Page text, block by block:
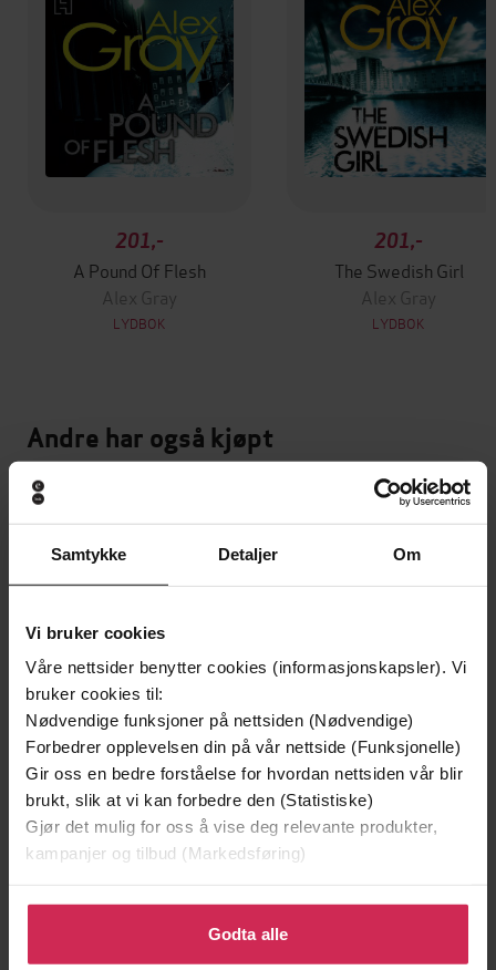
Samtykke Detaljer Om
Vi bruker cookies
Våre nettsider benytter cookies (informasjonskapsler). Vi
bruker cookies til:
Nødvendige funksjoner på nettsiden (Nødvendige)
Forbedrer opplevelsen din på vår nettside (Funksjonelle)
Gir oss en bedre forståelse for hvordan nettsiden vår blir
brukt, slik at vi kan forbedre den (Statistiske)
Gjør det mulig for oss å vise deg relevante produkter,
kampanjer og tilbud (Markedsføring)
Klikk på «Godta alle» for å gi oss ditt samtykke til å
bruke cookies for alle disse formålene. Du kan også
tilpasse ditt samtykke til spesifikke formål ved å klikke
Godta alle
201,-
A Pound Of Flesh
Alex Gray
LYDBOK
201,-
The Swedish Girl
Alex Gray
LYDBOK
Andre har også kjøpt
Vinner av Rivertonprisen
199,-
Minnesota
349,-